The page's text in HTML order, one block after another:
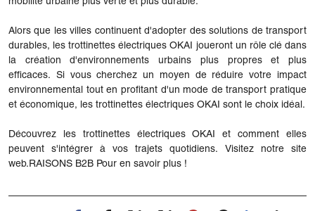
Alors que les villes continuent d'adopter des solutions de transport
durables, les trottinettes électriques OKAI joueront un rôle clé dans
la création d'environnements urbains plus propres et plus
efficaces. Si vous cherchez un moyen de réduire votre impact
environnemental tout en profitant d'un mode de transport pratique
et économique, les trottinettes électriques OKAI sont le choix idéal.
Découvrez les trottinettes électriques OKAI et comment elles
peuvent s'intégrer à vos trajets quotidiens. Visitez notre site
web. RAISONS B2B Pour en savoir plus !